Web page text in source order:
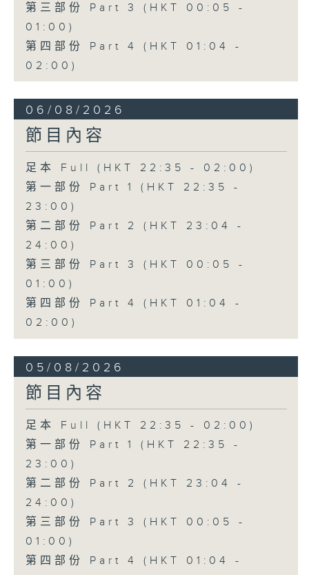
第三部份 Part 3 (HKT 00:05 -
01:00)
第四部份 Part 4 (HKT 01:04 -
02:00)
06/08/2026
節目內容
足本 Full (HKT 22:35 - 02:00)
第一部份 Part 1 (HKT 22:35 -
23:00)
第二部份 Part 2 (HKT 23:04 -
24:00)
第三部份 Part 3 (HKT 00:05 -
01:00)
第四部份 Part 4 (HKT 01:04 -
02:00)
05/08/2026
節目內容
足本 Full (HKT 22:35 - 02:00)
第一部份 Part 1 (HKT 22:35 -
23:00)
第二部份 Part 2 (HKT 23:04 -
24:00)
第三部份 Part 3 (HKT 00:05 -
01:00)
第四部份 Part 4 (HKT 01:04 -